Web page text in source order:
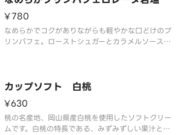
¥780
なめらかでコクがありながらも軽やかな口どけのプ
リンパフェ。ローストシュガーとカラメルソースに
カップソフト 白桃
¥630
桃の名産地、岡山県産白桃を使用したソフトクリー
ムです。白桃の特長である、みずみずしい果汁と上